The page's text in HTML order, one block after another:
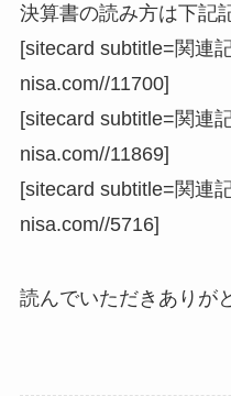
決算書の読み方は下記
[sitecard subtitle=関連
nisa.com//11700]
[sitecard subtitle=関連
nisa.com//11869]
[sitecard subtitle=関連
nisa.com//5716]
読んでいただきありが